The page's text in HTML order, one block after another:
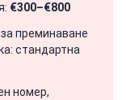
€300–€800
преминаване
стандартна
номер,